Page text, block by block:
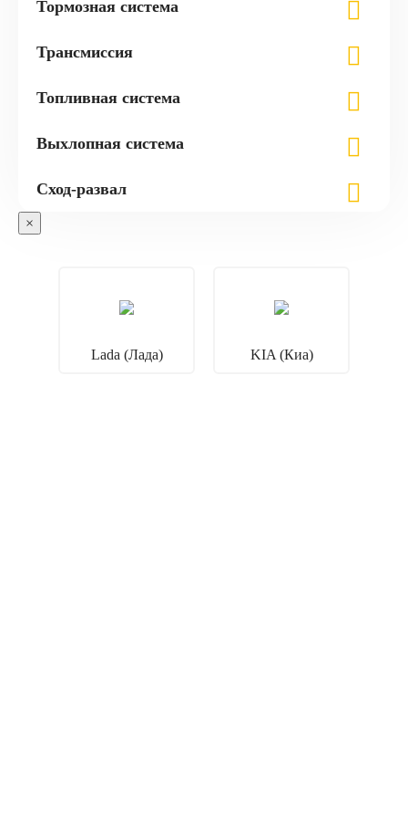
Тормозная система
Трансмиссия
Топливная система
Выхлопная система
Сход-развал
×
Lada (Лада) KIA (Киа)